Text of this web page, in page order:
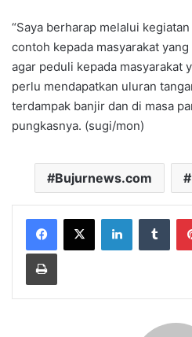
“Saya berharap melalui
contoh kepada masyarakat
agar peduli kepada masyarakat
perlu mendapatkan uluran
terdampak banjir dan di masa
pungkasnya. (sugi/mon)
Bujurnews.com
LinkedIn
Print